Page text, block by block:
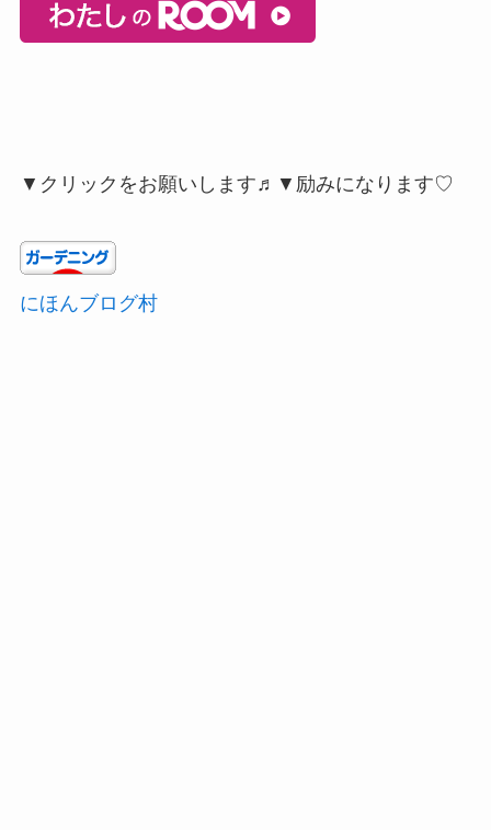
▼クリックをお願いします♬▼励みになります♡
にほんブログ村